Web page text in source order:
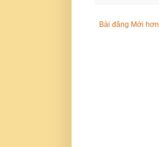
Bài đăng Mới hơn